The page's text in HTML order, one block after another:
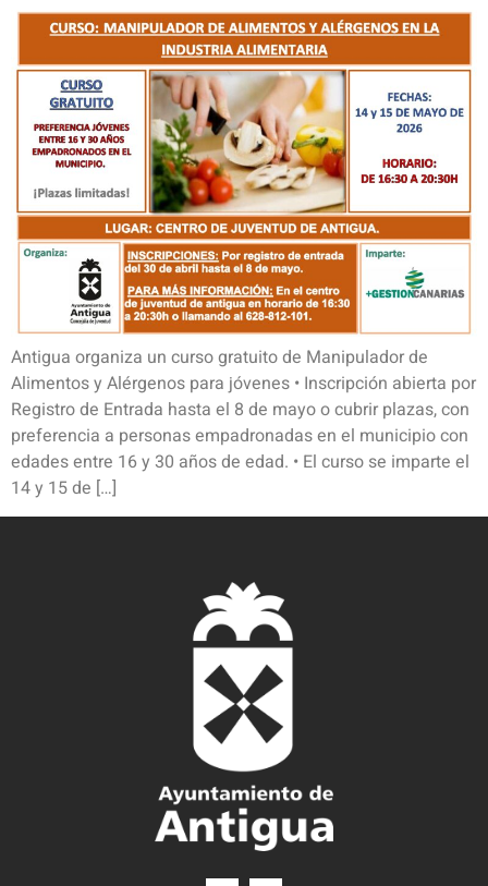
Antigua organiza un curso gratuito de Manipulador de
Alimentos y Alérgenos para jóvenes • Inscripción abierta por
Registro de Entrada hasta el 8 de mayo o cubrir plazas, con
preferencia a personas empadronadas en el municipio con
edades entre 16 y 30 años de edad. • El curso se imparte el
14 y 15 de […]